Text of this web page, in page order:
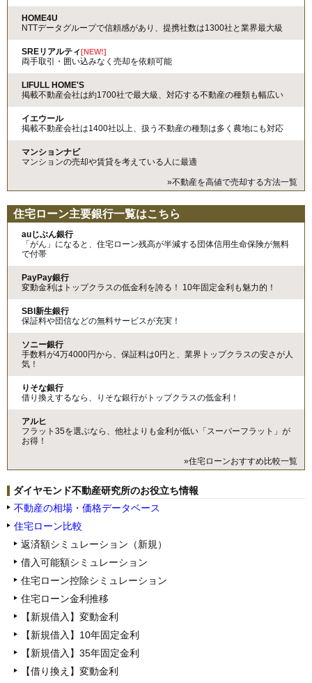
HOME4U
NTTデータグループで信頼感があり、提携社数は1300社と業界最大級
SREリアルティ[NEW!]
両手取引・囲い込みなく売却を依頼可能
LIFULL HOME'S
掲載不動産会社は約1700社で最大級、対応する不動産の種類も幅広い
イエウール
掲載不動産会社は1400社以上、扱う不動産の種類は多く農地にも対応
マンションナビ
マンションの売却や賃貸を考えている人に最適
»不動産を高値で売却する方法一覧
住宅ローン主要銀行一覧はこちら
auじぶん銀行
「がん」になると、住宅ローン残高が半減する団体信用生命保険が無料
で付帯
PayPay銀行
変動金利はトップクラスの低金利を誇る！ 10年固定金利も魅力的！
SBI新生銀行
保証料や団信などの無料サービスが充実！
ソニー銀行
手数料が4万4000円から、保証料は0円と、業界トップクラスの安さが人
気！
りそな銀行
借り換えするなら、りそな銀行がトップクラスの低金利！
アルヒ
フラット35を選ぶなら、他社よりも金利が低い「スーパーフラット」が
お得！
»住宅ローンおすすめ比較一覧
ダイヤモンド不動産研究所のお役立ち情報
不動産の相場・価格データベース
住宅ローン比較
返済額シミュレーション（新規）
借入可能額シミュレーション
住宅ローン控除シミュレーション
住宅ローン金利推移
【新規借入】変動金利
【新規借入】10年固定金利
【新規借入】35年固定金利
【借り換え】変動金利